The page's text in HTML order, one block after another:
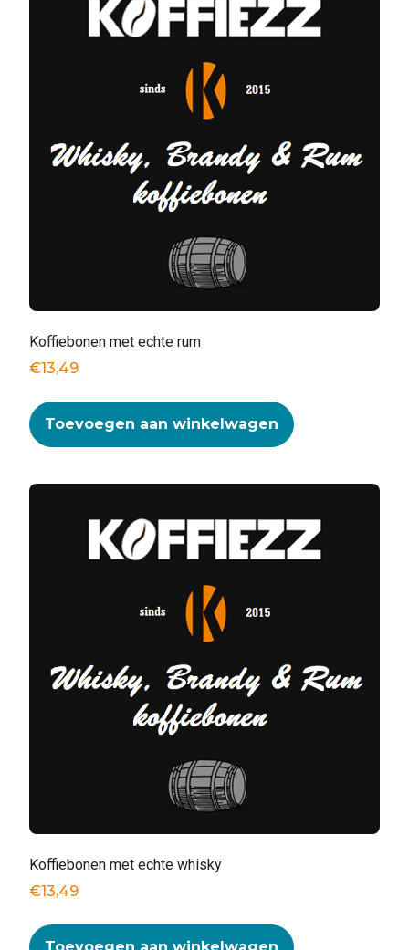
Koffiebonen met echte rum
€13,49
Toevoegen aan winkelwagen
Koffiebonen met echte whisky
€13,49